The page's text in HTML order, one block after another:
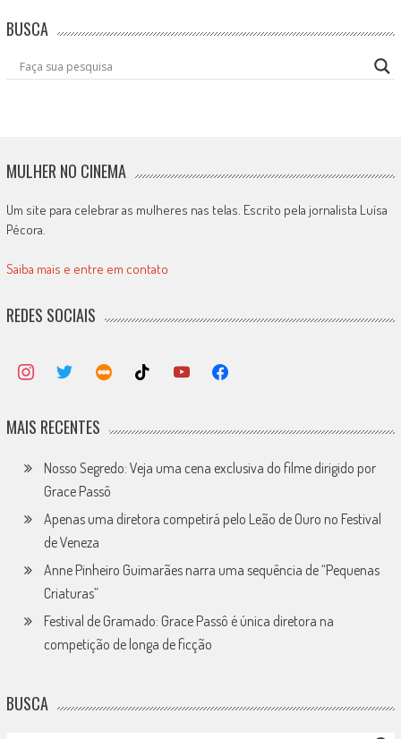
BUSCA
MULHER NO CINEMA
Um site para celebrar as mulheres nas telas. Escrito pela jornalista Luísa
Pécora.
Saiba mais e entre em contato
REDES SOCIAIS
MAIS RECENTES
Nosso Segredo: Veja uma cena exclusiva do filme dirigido por
Grace Passô
Apenas uma diretora competirá pelo Leão de Ouro no Festival
de Veneza
Anne Pinheiro Guimarães narra uma sequência de “Pequenas
Criaturas”
Festival de Gramado: Grace Passô é única diretora na
competição de longa de ficção
BUSCA